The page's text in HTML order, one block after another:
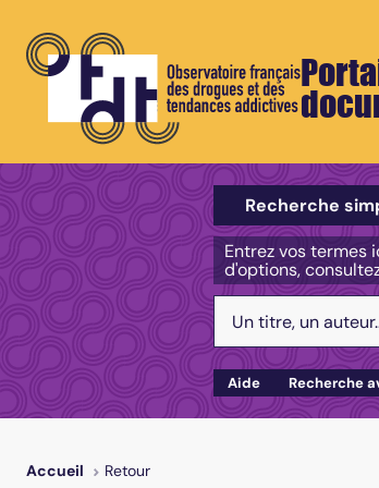
Sélectionner un
Recherche
Entrez vos termes
d'options,
Aide Recherche
Accueil Retour